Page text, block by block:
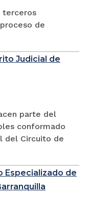
terceros
de
Judicial de
parte del
conformado
del Circuito de
Especializado de